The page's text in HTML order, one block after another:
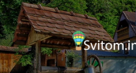
Перейти
до
вмісту